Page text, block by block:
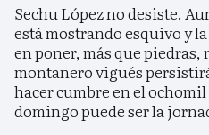
Sechu López no desiste.
está mostrando esquivo y
en poner, más que piedras,
montañero vigués
hacer cumbre en el
domingo puede ser la